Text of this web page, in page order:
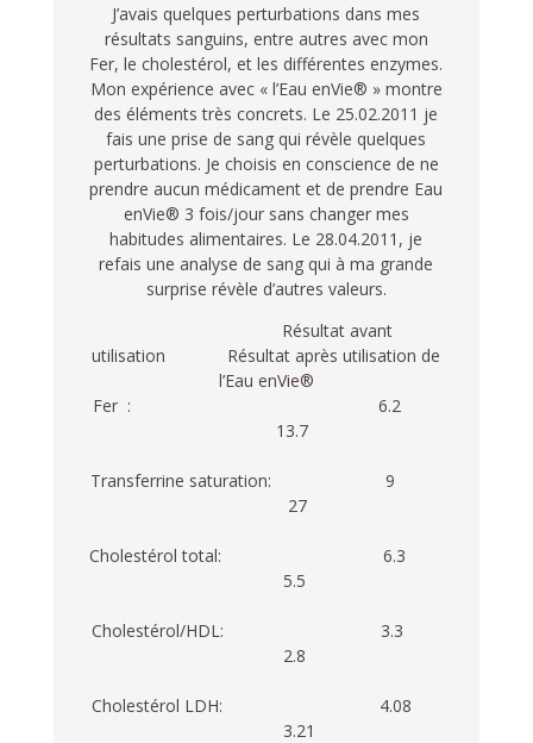
J’avais quelques perturbations dans mes
résultats sanguins, entre autres avec mon
Fer, le cholestérol, et les différentes enzymes.
Mon expérience avec « l’Eau enVie® » montre
des éléments très concrets. Le 25.02.2011 je
fais une prise de sang qui révèle quelques
perturbations. Je choisis en conscience de ne
prendre aucun médicament et de prendre Eau
enVie® 3 fois/jour sans changer mes
habitudes alimentaires. Le 28.04.2011, je
refais une analyse de sang qui à ma grande
surprise révèle d’autres valeurs.
Résultat avant
utilisation Résultat après utilisation de
l’Eau enVie®
Fer : 6.2
13.7
Transferrine saturation: 9
27
Cholestérol total: 6.3
5.5
Cholestérol/HDL: 3.3
2.8
Cholestérol LDH: 4.08
3.21